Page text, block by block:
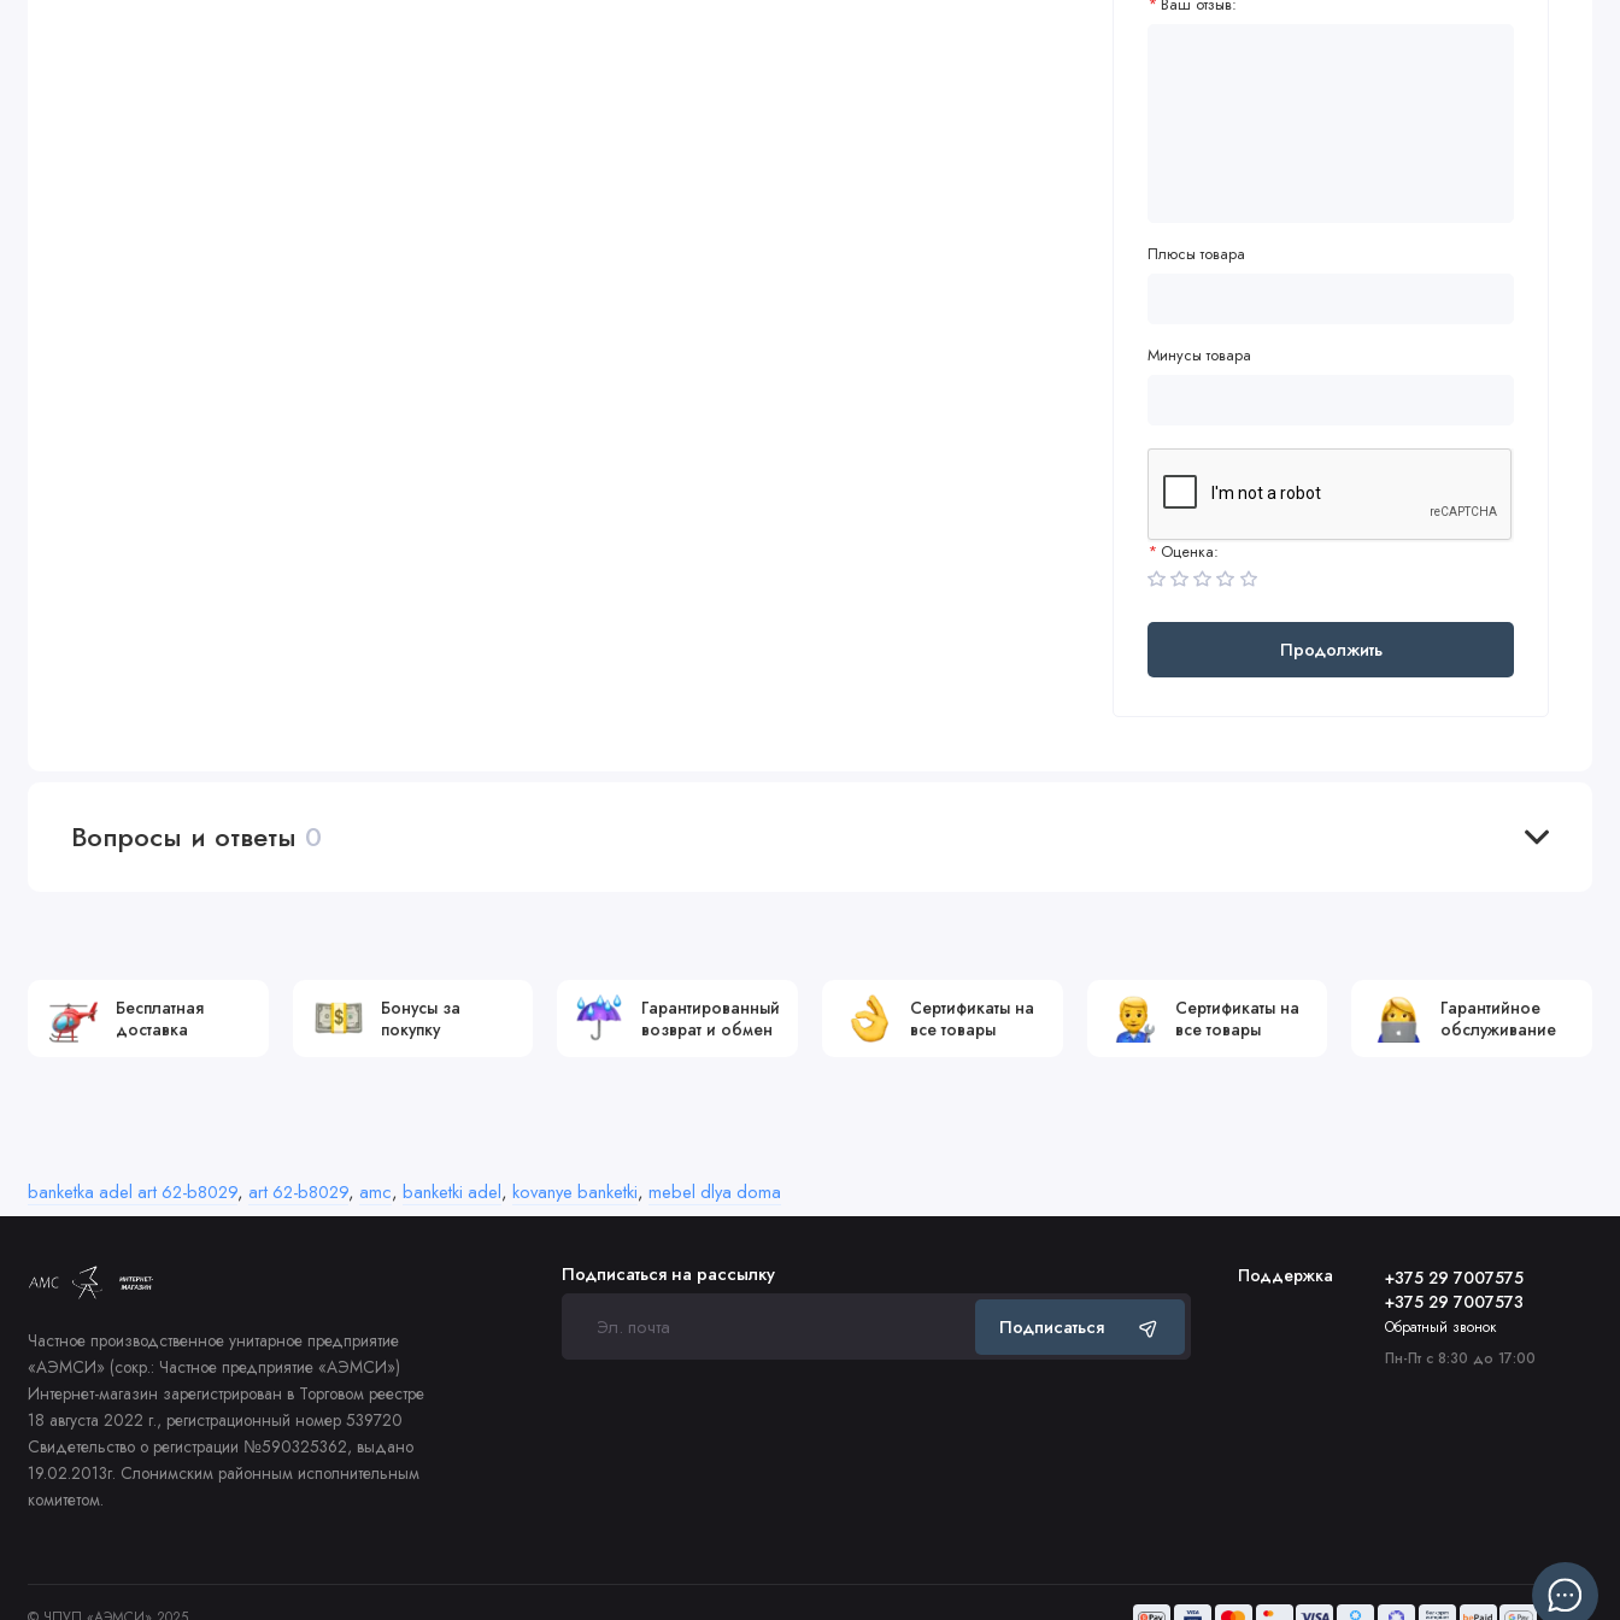
Плюсы товара
Минусы товара
Оценка:
Продолжить
Вопросы и ответы 0
Бесплатная
доставка
Бонусы за
покупку
Гарантированный
возврат и обмен
Сертификаты на
все товары
Сертификаты на
все товары
Гарантийное
обслуживание
banketka adel art 62-b8029, art 62-b8029, amc, banketki adel, kovanye banketki, mebel dlya doma
Частное производственное унитарное предприятие
«АЭМСИ» (сокр.: Частное предприятие «АЭМСИ»)
Интернет-магазин зарегистрирован в Торговом реестре
18 августа 2022 г., регистрационный номер 539720
Свидетельство о регистрации №590325362, выдано
19.02.2013г. Слонимским районным исполнительным
комитетом.
Подписаться на рассылку
Подписаться
Поддержка
+375 29 7007575
+375 29 7007573
Обратный звонок
Пн-Пт с 8:30 до 17:00